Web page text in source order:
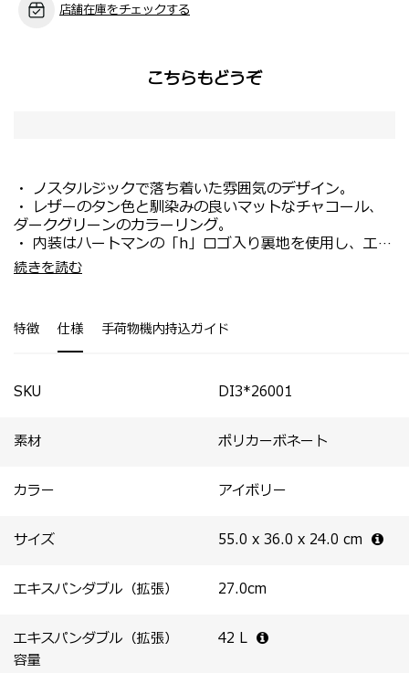
店舗在庫をチェックする
こちらもどうぞ
・ ノスタルジックで落ち着いた雰囲気のデザイン。
・ レザーのタン色と馴染みの良いマットなチャコール、
ダークグリーンのカラーリング。
・ 内装はハートマンの「h」ロゴ入り裏地を使用し、エレ
ガントかつシンプル。
・ 取り外し式のガーメントケースが付属（SPINNER
・ タイムレスなデザインと優れた機能性を兼ね備えてい
る。
・機内持ち込み対応サイズ。
・新幹線・電車等で移動する国内旅行や短期の出張におす
続きを読む
特徴 仕様 手荷物機内持込ガイド
SKU DI3*26001
素材 ポリカーボネート
カラー アイボリー
サイズ 55.0 x 36.0 x 24.0 cm
エキスパンダブル（拡張） 27.0cm
エキスパンダブル（拡張）
容量
42 L